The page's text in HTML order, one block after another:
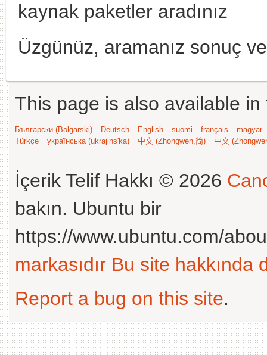
kaynak paketler aradınız
Üzgünüz, aramanız sonuç
This page is also available
Български (Bəlgarski) Deutsch English suomi français
magyar
Türkçe
українська (ukrajins'ka) 中文 (Zhongwen,简) 中文
İçerik Telif Hakkı © 2026
bakın. Ubuntu bir
https://www.ubuntu.com/
markasıdır Bu site hakkında
Report a bug on this site.